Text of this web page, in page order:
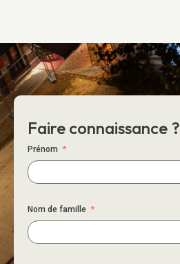
Faire connaissance ?
Prénom
Nom de famille